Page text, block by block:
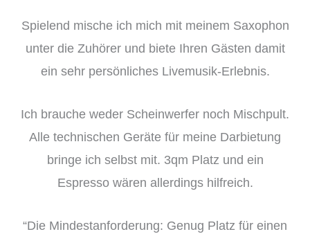
Spielend mische ich mich mit meinem Saxophon
unter die Zuhörer und biete Ihren Gästen damit
ein sehr persönliches Livemusik-Erlebnis.
Ich brauche weder Scheinwerfer noch Mischpult.
Alle technischen Geräte für meine Darbietung
bringe ich selbst mit. 3qm Platz und ein
Espresso wären allerdings hilfreich.
“Die Mindestanforderung: Genug Platz für einen